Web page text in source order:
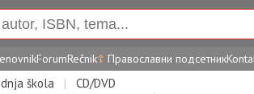
ForumRečnik☦ Православни подсетник
škola | CD/DVD